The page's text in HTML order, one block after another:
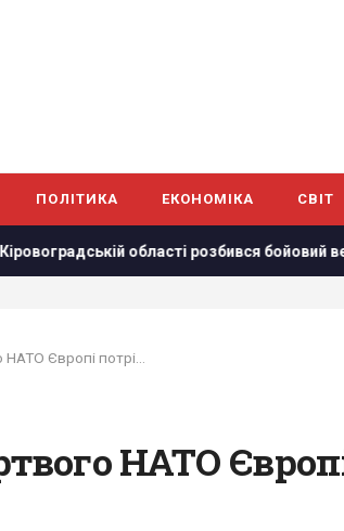
ПОЛІТИКА ЕКОНОМІКА СВІТ
області розбився бойовий вертоліт:
НАТО